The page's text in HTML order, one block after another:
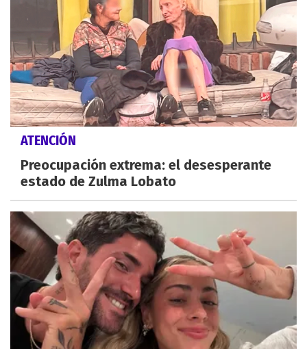
ATENCIÓN
Preocupación extrema: el desesperante
estado de Zulma Lobato